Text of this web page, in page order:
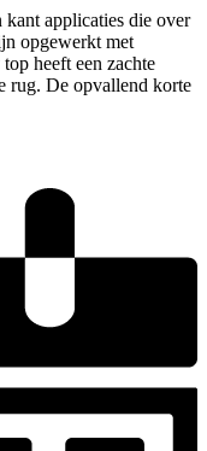
applicaties die over
opgewerkt met
heeft een zachte
rug. De opvallend korte